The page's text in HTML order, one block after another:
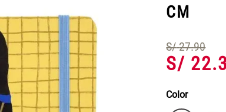
CM
S/ 27.90
S/ 22.
Color
Platos
Cortinas
Individuales